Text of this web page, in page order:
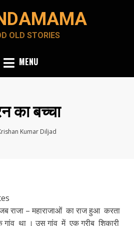
OLD STORIES
MENU
का बच्चा
Kumar Diljad
राजा – महाराजाओं का राज हुआ करता
था । उस गांव में एक गरीब शिकारी